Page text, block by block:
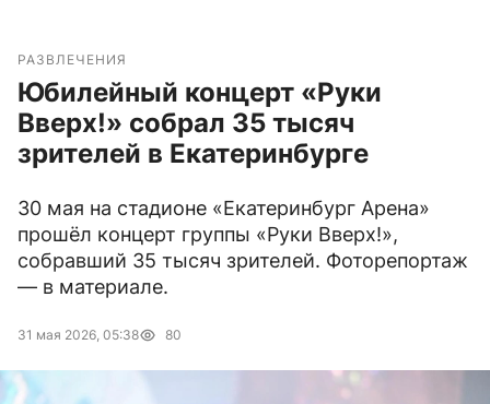
РАЗВЛЕЧЕНИЯ
Юбилейный концерт «Руки
Вверх!» собрал 35 тысяч
зрителей в Екатеринбурге
30 мая на стадионе «Екатеринбург Арена»
прошёл концерт группы «Руки Вверх!»,
собравший 35 тысяч зрителей. Фоторепортаж
— в материале.
31 мая 2026, 05:38 80